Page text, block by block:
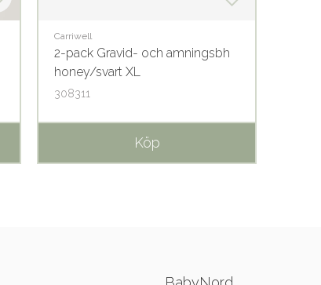
Carriwell
2-pack Gravid- och amningsbh
honey/svart XL
308311
Köp